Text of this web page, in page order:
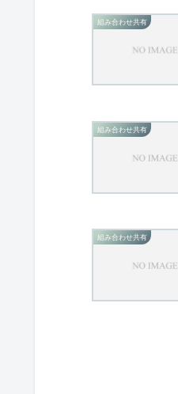
組み合わせ共有
組み合わせ共有
組み合わせ共有